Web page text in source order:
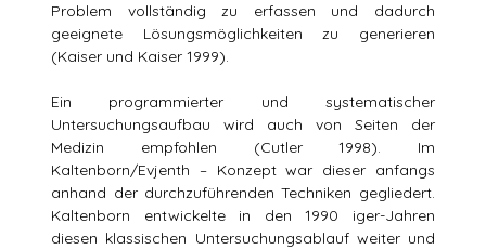
Problem vollständig zu erfassen und dadurch
geeignete Lösungsmöglichkeiten zu generieren
(Kaiser und Kaiser 1999).
Ein programmierter und systematischer
Untersuchungsaufbau wird auch von Seiten der
Medizin empfohlen (Cutler 1998). Im
Kaltenborn/Evjenth – Konzept war dieser anfangs
anhand der durchzuführenden Techniken gegliedert.
Kaltenborn entwickelte in den 1990 iger-Jahren
diesen klassischen Untersuchungsablauf weiter und